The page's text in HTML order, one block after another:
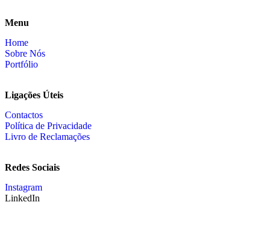
Menu
Home
Sobre Nós
Portfólio
Ligações Úteis
Contactos
Política de Privacidade
Livro de Reclamações
Redes Sociais
Instagram
LinkedIn